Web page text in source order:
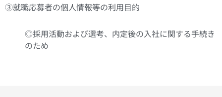
③就職応募者の個人情報等の利用目的
◎採用活動および選考、内定後の入社に関する手続き
のため